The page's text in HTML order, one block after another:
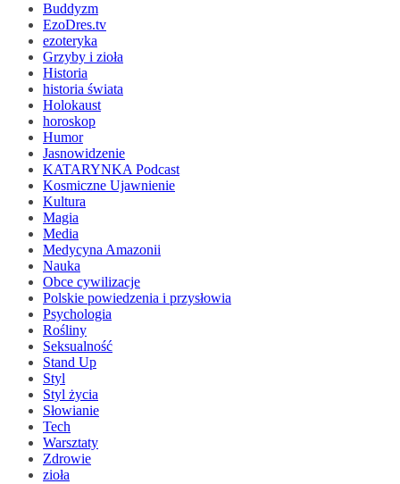
Buddyzm
EzoDres.tv
ezoteryka
Grzyby i zioła
Historia
historia świata
Holokaust
horoskop
Humor
Jasnowidzenie
KATARYNKA Podcast
Kosmiczne Ujawnienie
Kultura
Magia
Media
Medycyna Amazonii
Nauka
Obce cywilizacje
Polskie powiedzenia i przysłowia
Psychologia
Rośliny
Seksualność
Stand Up
Styl
Styl życia
Słowianie
Tech
Warsztaty
Zdrowie
zioła